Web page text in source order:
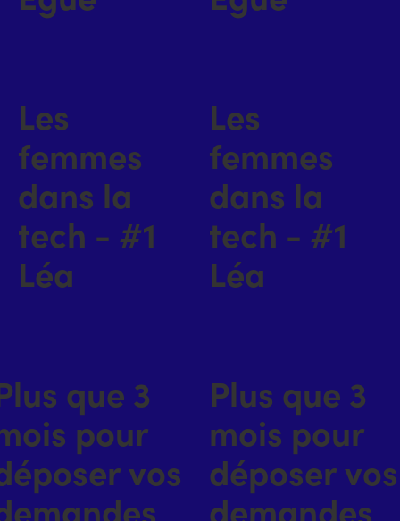
Les
femmes
dans la
tech - #1
Léa
Les
femmes
dans la
tech - #1
Léa
que 3
pour
vos
Plus que 3
mois pour
déposer vos
demandes